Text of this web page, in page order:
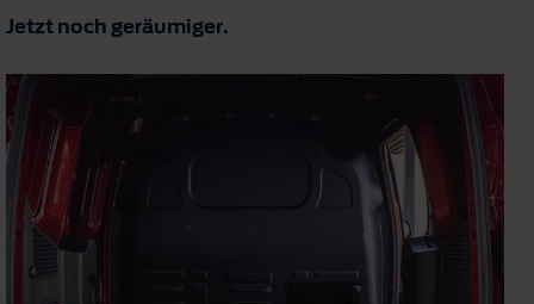
Jetzt noch geräumiger.